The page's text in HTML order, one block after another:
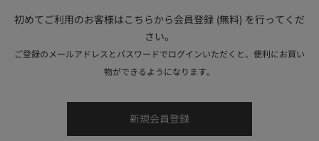
初めてご利用のお客様はこちらから会員登録 (無料) を行ってくだ
さい。
ご登録のメールアドレスとパスワードでログインいただくと、便利にお買い
物ができるようになります。